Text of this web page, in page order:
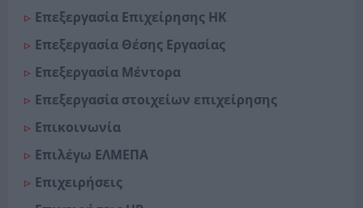
Επεξεργασία Επιχείρησης ΗΚ
Επεξεργασία Θέσης Εργασίας
Επεξεργασία Μέντορα
Επεξεργασία στοιχείων επιχείρησης
Επικοινωνία
Επιλέγω ΕΛΜΕΠΑ
Επιχειρήσεις